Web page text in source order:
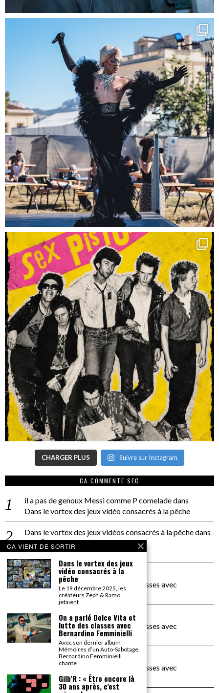
CHARGER PLUS Suivre sur Instagram
CA COMMENTE SEC
il a pas de genoux Messi comme P comeladedans
Dans le vortex des jeux vidéo consacrés à la pêche
Dans le vortex des jeux vidéos consacrés à la pêchedans
PACÔME THIELLEMENT
La séance d’Hip Gnose
La Patrie
dans
On a parlé Dolce Vita et lutte des classes avec
Bernardino Femminielli
carte noire negra à l'o tiededans
On a parlé Dolce Vita et lutte des classes avec
Bernardino Femminielli
moise et son mascarédans
On a parlé Dolce Vita et lutte des classes avec
Bernardino Femminielli
CA VIENT DE SORTIR
Dans le vortex des jeux
vidéo consacrés à la
pêche
Le 19 décembre 2025, les
créateurs Zeph & Ramo
jetaient
On a parlé Dolce Vita et
lutte des classes avec
Bernardino Femminielli
Avec son dernier album
Mémoires d’un Auto-Sabotage,
Bernardino Femminielli
chante
Gilb’R : « Être encore là
30 ans après, c’est